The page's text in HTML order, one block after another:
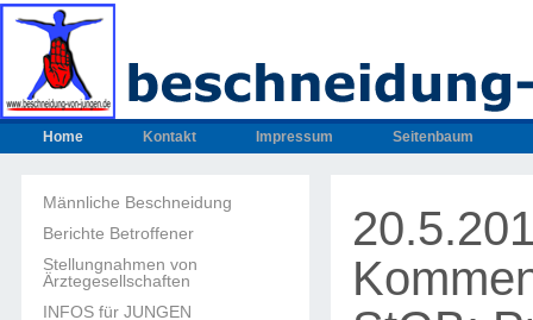
Home Kontakt Impressum Seitenbaum
Männliche Beschneidung
Berichte Betroffener
Stellungnahmen von
Ärztegesellschaften
INFOS für JUNGEN